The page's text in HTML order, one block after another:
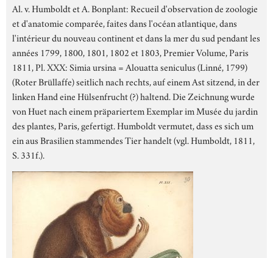
Al. v. Humboldt et A. Bonplant: Recueil d'observation de zoologie
et d'anatomie comparée, faites dans l'océan atlantique, dans
l'intérieur du nouveau continent et dans la mer du sud pendant les
années 1799, 1800, 1801, 1802 et 1803, Premier Volume, Paris
1811, Pl. XXX: Simia ursina = Alouatta seniculus (Linné, 1799)
(Roter Brüllaffe) seitlich nach rechts, auf einem Ast sitzend, in der
linken Hand eine Hülsenfrucht (?) haltend. Die Zeichnung wurde
von Huet nach einem präpariertem Exemplar im Musée du jardin
des plantes, Paris, gefertigt. Humboldt vermutet, dass es sich um
ein aus Brasilien stammendes Tier handelt (vgl. Humboldt, 1811,
S. 331f.).